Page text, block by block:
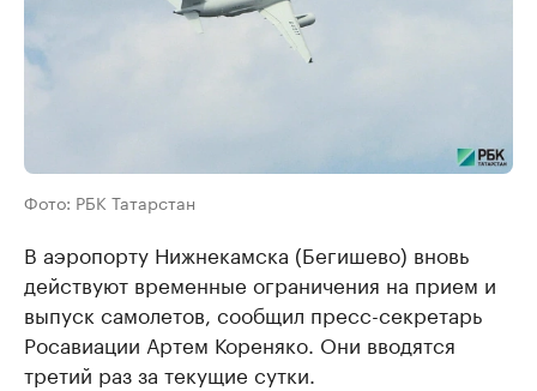
Фото: РБК Татарстан
В аэропорту Нижнекамска (Бегишево) вновь
действуют временные ограничения на прием и
выпуск самолетов, сообщил пресс-секретарь
Росавиации Артем Кореняко. Они вводятся
третий раз за текущие сутки.